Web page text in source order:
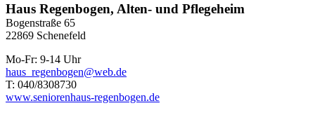
Haus Regenbogen, Alten- und Pflegeheim
Bogenstraße 65
22869 Schenefeld
Mo-Fr: 9-14 Uhr
haus_regenbogen@web.de
T: 040/8308730
www.seniorenhaus-regenbogen.de